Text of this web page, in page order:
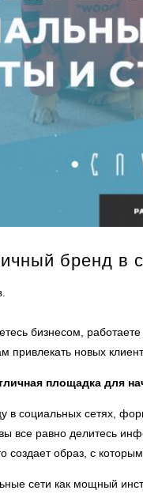
бренд в
бизнесом,
новых
площадка для
в социальных сетях,
все равно делитесь
создает образ, с
сети как мощный